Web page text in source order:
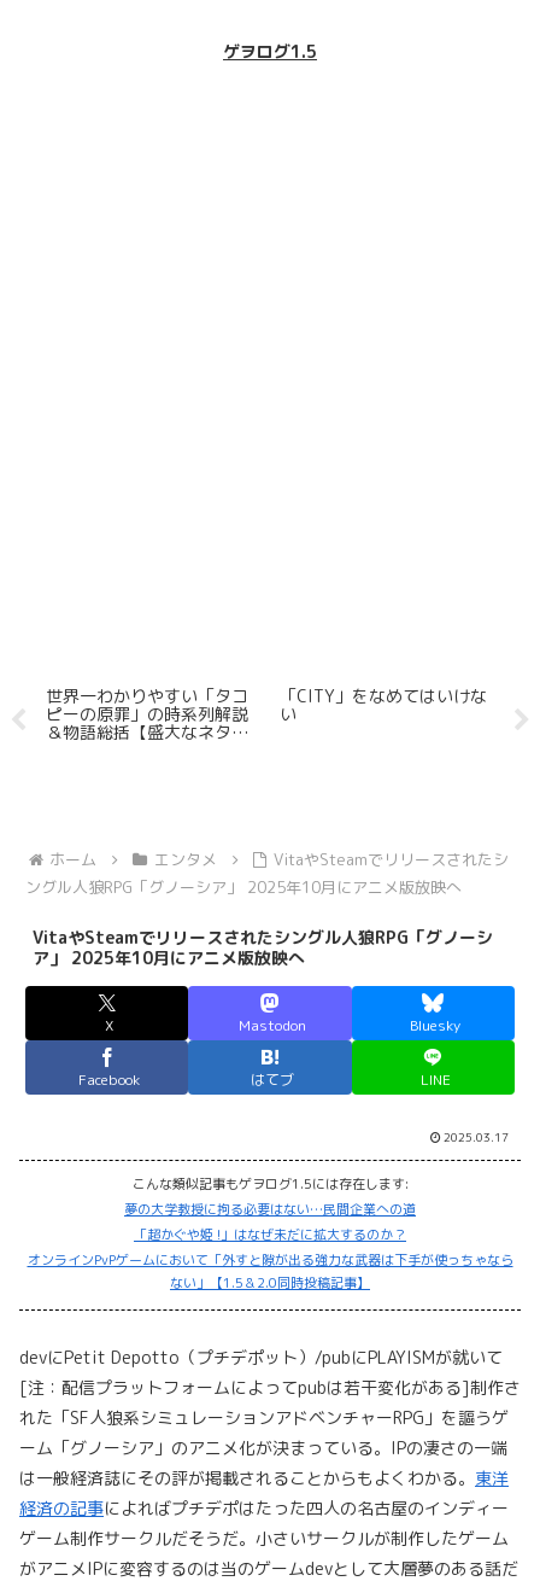
ゲヲログ1.5
世界一わかりやすい「タコ
ピーの原罪」の時系列解説
＆物語総括【盛大なネタバ
「CITY」をなめてはいけな
い イ
し
ホーム エンタメ
VitaやSteamでリリースされたシ
ングル人狼RPG「グノーシア」 2025年10月にアニメ版放映へ
VitaやSteamでリリースされたシングル人狼RPG「グノーシ
ア」 2025年10月にアニメ版放映へ
X Mastodon Bluesky
Facebook はてブ LINE
2025.03.17
こんな類似記事もゲヲログ1.5には存在します:
夢の大学教授に拘る必要はない…民間企業への道
「超かぐや姫 !」はなぜ未だに拡大するのか？
オンラインPvPゲームにおいて「外すと隙が出る強力な武器は下手が使っちゃなら
ない」【1.5＆2.0同時投稿記事】
devにPetit Depotto（プチデポット）/pubにPLAYISMが就いて
[注：配信プラットフォームによってpubは若干変化がある]制作さ
れた「SF人狼系シミュレーションアドベンチャーRPG」を謳うゲ
ーム「グノーシア」のアニメ化が決まっている。IPの凄さの一端
は一般経済誌にその評が掲載されることからもよくわかる。 東洋
経済の記事によればプチデポはたった四人の名古屋のインディー
ゲーム制作サークルだそうだ。小さいサークルが制作したゲーム
がアニメIPに変容するのは当のゲームdevとして大層夢のある話だ